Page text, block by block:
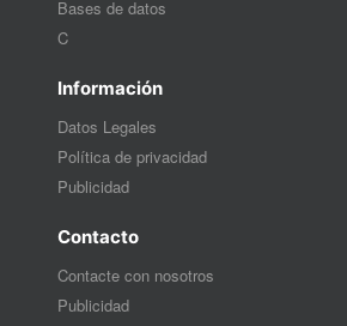
Bases de datos
C
Información
Datos Legales
Política de privacidad
Publicidad
Contacto
Contacte con nosotros
Publicidad